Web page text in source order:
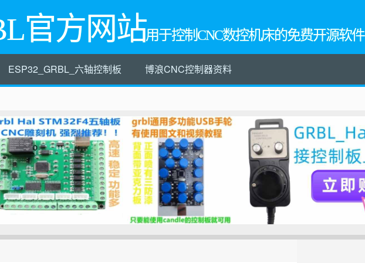
官方网站用于控制CNC数控机床的免费开源软件
ESP32_GRBL_六轴控制板 博浪CNC控制器资料